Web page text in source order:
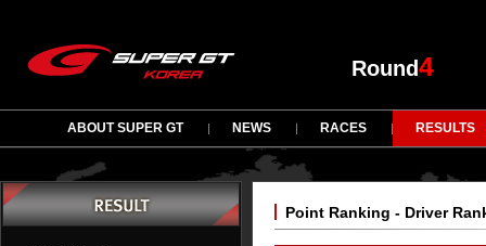
Round4
ABOUT SUPER GT NEWS RACES RESULTS
Point Ranking - Driver